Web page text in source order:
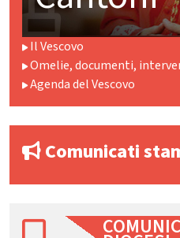
Il Vescovo
Omelie, documenti,
Agenda del Vescovo
Comunicati